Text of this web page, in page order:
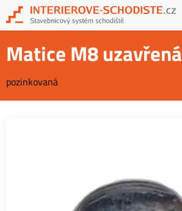
Matice M8 uzavřená
pozinkovaná